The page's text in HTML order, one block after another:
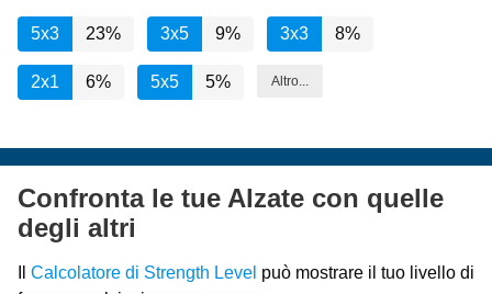
5x3 23% 3x5 9% 3x3 8%
2x1 6% 5x5 5% Altro...
Confronta le tue Alzate con quelle
degli altri
Calcolatore di Strength Level può mostrare il tuo livello di